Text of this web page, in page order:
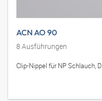
ACN AO 90
8 Ausführungen
Clip-Nippel für NP Schlauch,